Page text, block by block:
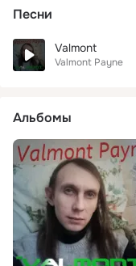
Песни
Valmont
Valmont Payne
Альбомы